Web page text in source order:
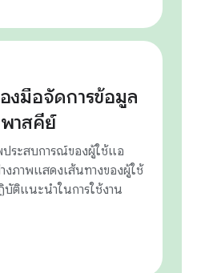
งมือจัดการข้อมูล
าสคีย์
ระสบการณ์ของผู้ใช้แอ
งภาพแสดงเส้นทางของผู้ใช้
ติแนะนำในการใช้งาน